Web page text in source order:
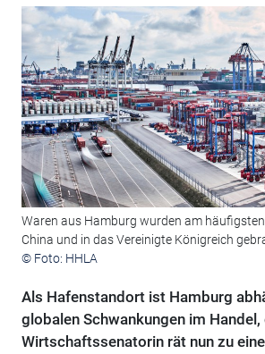
Waren aus Hamburg wurden am
China und in das Vereinigte Königreich
© Foto: HHLA
Als Hafenstandort ist Hamburg
globalen Schwankungen im Handel,
Wirtschaftssenatorin rät nun zu